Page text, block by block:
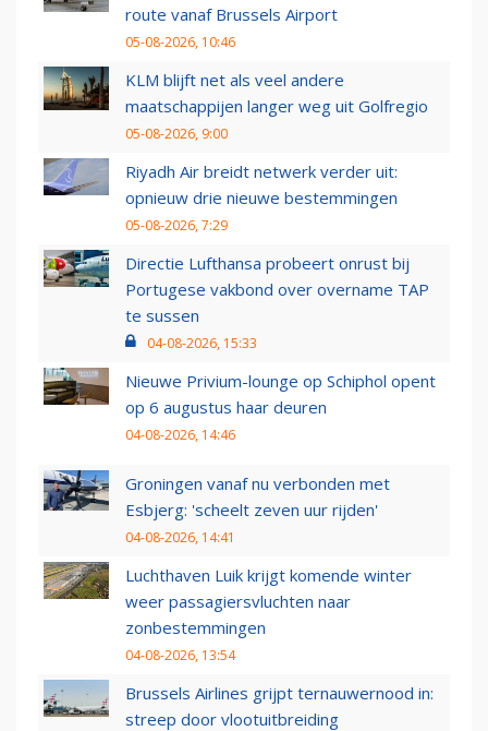
route vanaf Brussels Airport
05-08-2026, 10:46
KLM blijft net als veel andere
maatschappijen langer weg uit Golfregio
05-08-2026, 9:00
Riyadh Air breidt netwerk verder uit:
opnieuw drie nieuwe bestemmingen
05-08-2026, 7:29
Directie Lufthansa probeert onrust bij
Portugese vakbond over overname TAP
te sussen
04-08-2026, 15:33
Nieuwe Privium-lounge op Schiphol opent
op 6 augustus haar deuren
04-08-2026, 14:46
Groningen vanaf nu verbonden met
Esbjerg: 'scheelt zeven uur rijden'
04-08-2026, 14:41
Luchthaven Luik krijgt komende winter
weer passagiersvluchten naar
zonbestemmingen
04-08-2026, 13:54
Brussels Airlines grijpt ternauwernood in:
streep door vlootuitbreiding